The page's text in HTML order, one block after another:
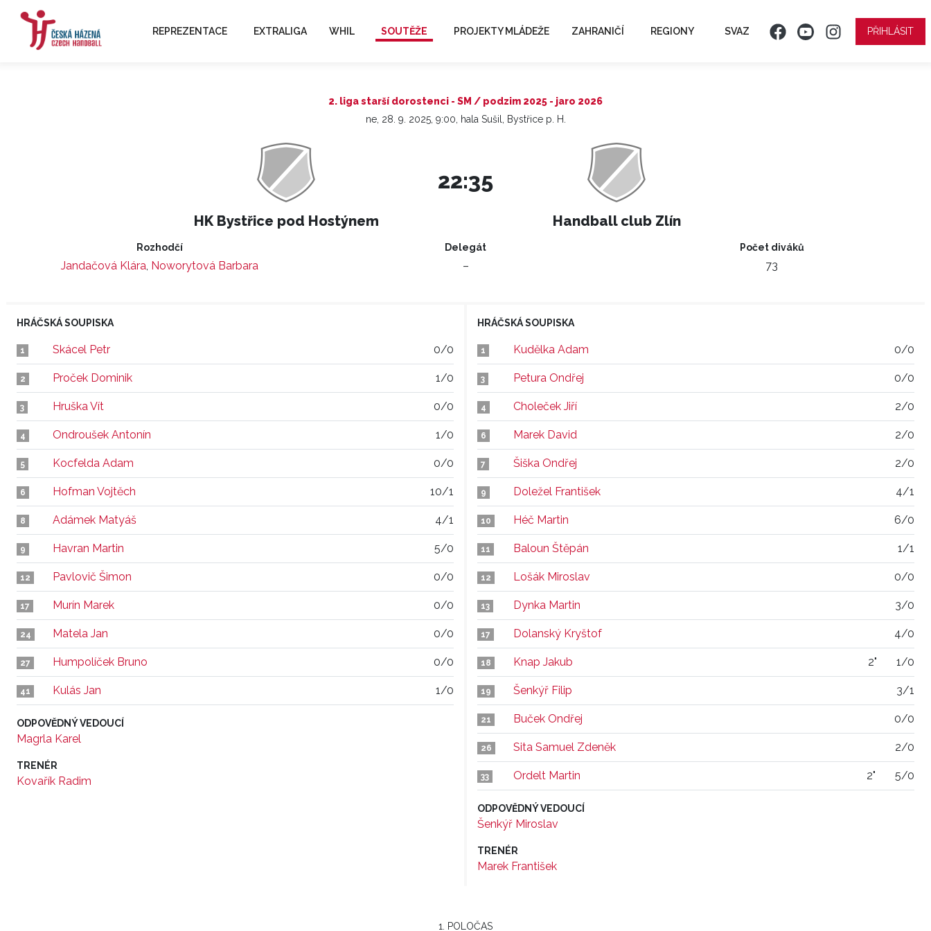
REPREZENTACE EXTRALIGA WHIL SOUTĚŽE PROJEKTY MLÁDEŽE ZAHRANIČÍ REGIONY SVAZ PŘIHLÁSIT
2. liga starší dorostenci - SM / podzim 2025 - jaro 2026
ne, 28. 9. 2025, 9:00, hala Sušil, Bystřice p. H.
HK Bystřice pod Hostýnem
22:35
Handball club Zlín
Rozhodčí
Jandačová Klára, Noworytová Barbara
Delegát
–
Počet diváků
73
HRÁČSKÁ SOUPISKA
1 Skácel Petr 0/0
2 Proček Dominik 1/0
3 Hruška Vít 0/0
4 Ondroušek Antonín 1/0
5 Kocfelda Adam 0/0
6 Hofman Vojtěch 10/1
8 Adámek Matyáš 4/1
9 Havran Martin 5/0
12 Pavlovič Šimon 0/0
17 Murín Marek 0/0
24 Matela Jan 0/0
27 Humpolíček Bruno 0/0
41 Kulás Jan 1/0
ODPOVĚDNÝ VEDOUCÍ
Magrla Karel
TRENÉR
Kovařík Radim
HRÁČSKÁ SOUPISKA
1 Kudělka Adam 0/0
3 Petura Ondřej 0/0
4 Choleček Jiří 2/0
6 Marek David 2/0
7 Šiška Ondřej 2/0
9 Doležel František 4/1
10 Héč Martin 6/0
11 Baloun Štěpán 1/1
12 Lošák Miroslav 0/0
13 Dynka Martin 3/0
17 Dolanský Kryštof 4/0
18 Knap Jakub 2" 1/0
19 Šenkýř Filip 3/1
21 Buček Ondřej 0/0
26 Sita Samuel Zdeněk 2/0
33 Ordelt Martin 2" 5/0
ODPOVĚDNÝ VEDOUCÍ
Šenkýř Miroslav
TRENÉR
Marek František
1. POLOČAS